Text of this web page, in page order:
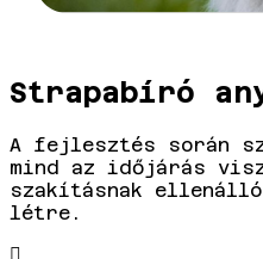
Strapabíró
A fejlesztés során
mind az időjárás
szakításnak ellenálló
létre.